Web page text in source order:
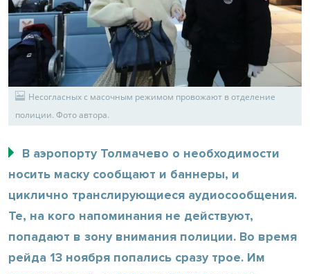
Несогласных с масочным режимом провожают в отделение
полиции. Фото автора.
В аэропорту Толмачево о необходимости
носить маску сообщают и баннеры, и
циклично транслирующиеся аудиосообщения.
Те, на кого напоминания не действуют,
попадают в зону внимания полиции. Во время
рейда 13 ноября попались сразу трое. Им